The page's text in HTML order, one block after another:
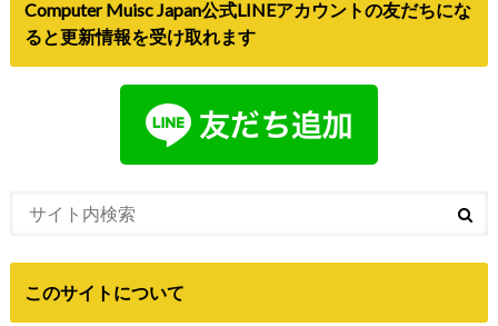
Computer Muisc Japan公式LINEアカウントの友だちにな
ると更新情報を受け取れます
このサイトについて